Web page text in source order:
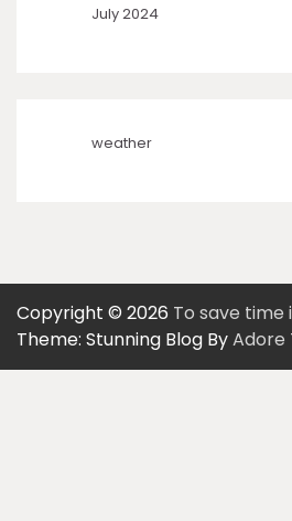
July 2024
weather
Copyright © 2026 To save time
Theme: Stunning Blog ByAdore